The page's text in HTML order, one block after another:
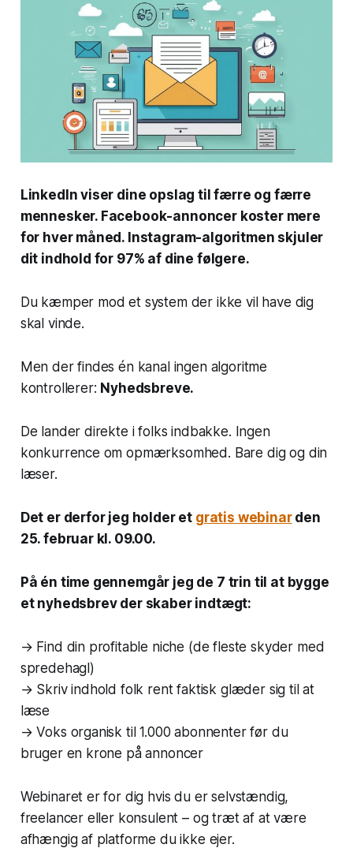
LinkedIn viser dine opslag til færre og færre
mennesker. Facebook-annoncer koster mere
for hver måned. Instagram-algoritmen skjuler
dit indhold for 97% af dine følgere.
Du kæmper mod et system der ikke vil have dig
skal vinde.
Men der findes én kanal ingen algoritme
kontrollerer: Nyhedsbreve.
De lander direkte i folks indbakke. Ingen
konkurrence om opmærksomhed. Bare dig og din
læser.
Det er derfor jeg holder et gratis webinarden
25. februar kl. 09.00.
På én time gennemgår jeg de 7 trin til at bygge
et nyhedsbrev der skaber indtægt:
→ Find din profitable niche (de fleste skyder med
spredehagl)
→ Skriv indhold folk rent faktisk glæder sig til at
læse
→ Voks organisk til 1.000 abonnenter før du
bruger en krone på annoncer
Webinaret er for dig hvis du er selvstændig,
freelancer eller konsulent – og træt af at være
afhængig af platforme du ikke ejer.